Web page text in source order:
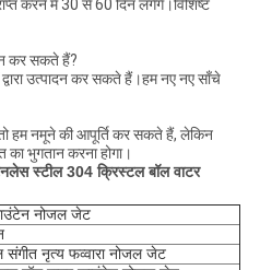
करने में 30 से 60 दिन लगेंगे।विशिष्ट
कर सकते हैं?
उत्पादन कर सकते हैं।हम नए नए साँचे
हम नमूने की आपूर्ति कर सकते हैं, लेकिन
भुगतान करना होगा।
स्टील 304 क्रिस्टल बॉल वाटर
नोजल जेट
संगीत नृत्य फव्वारा नोजल जेट